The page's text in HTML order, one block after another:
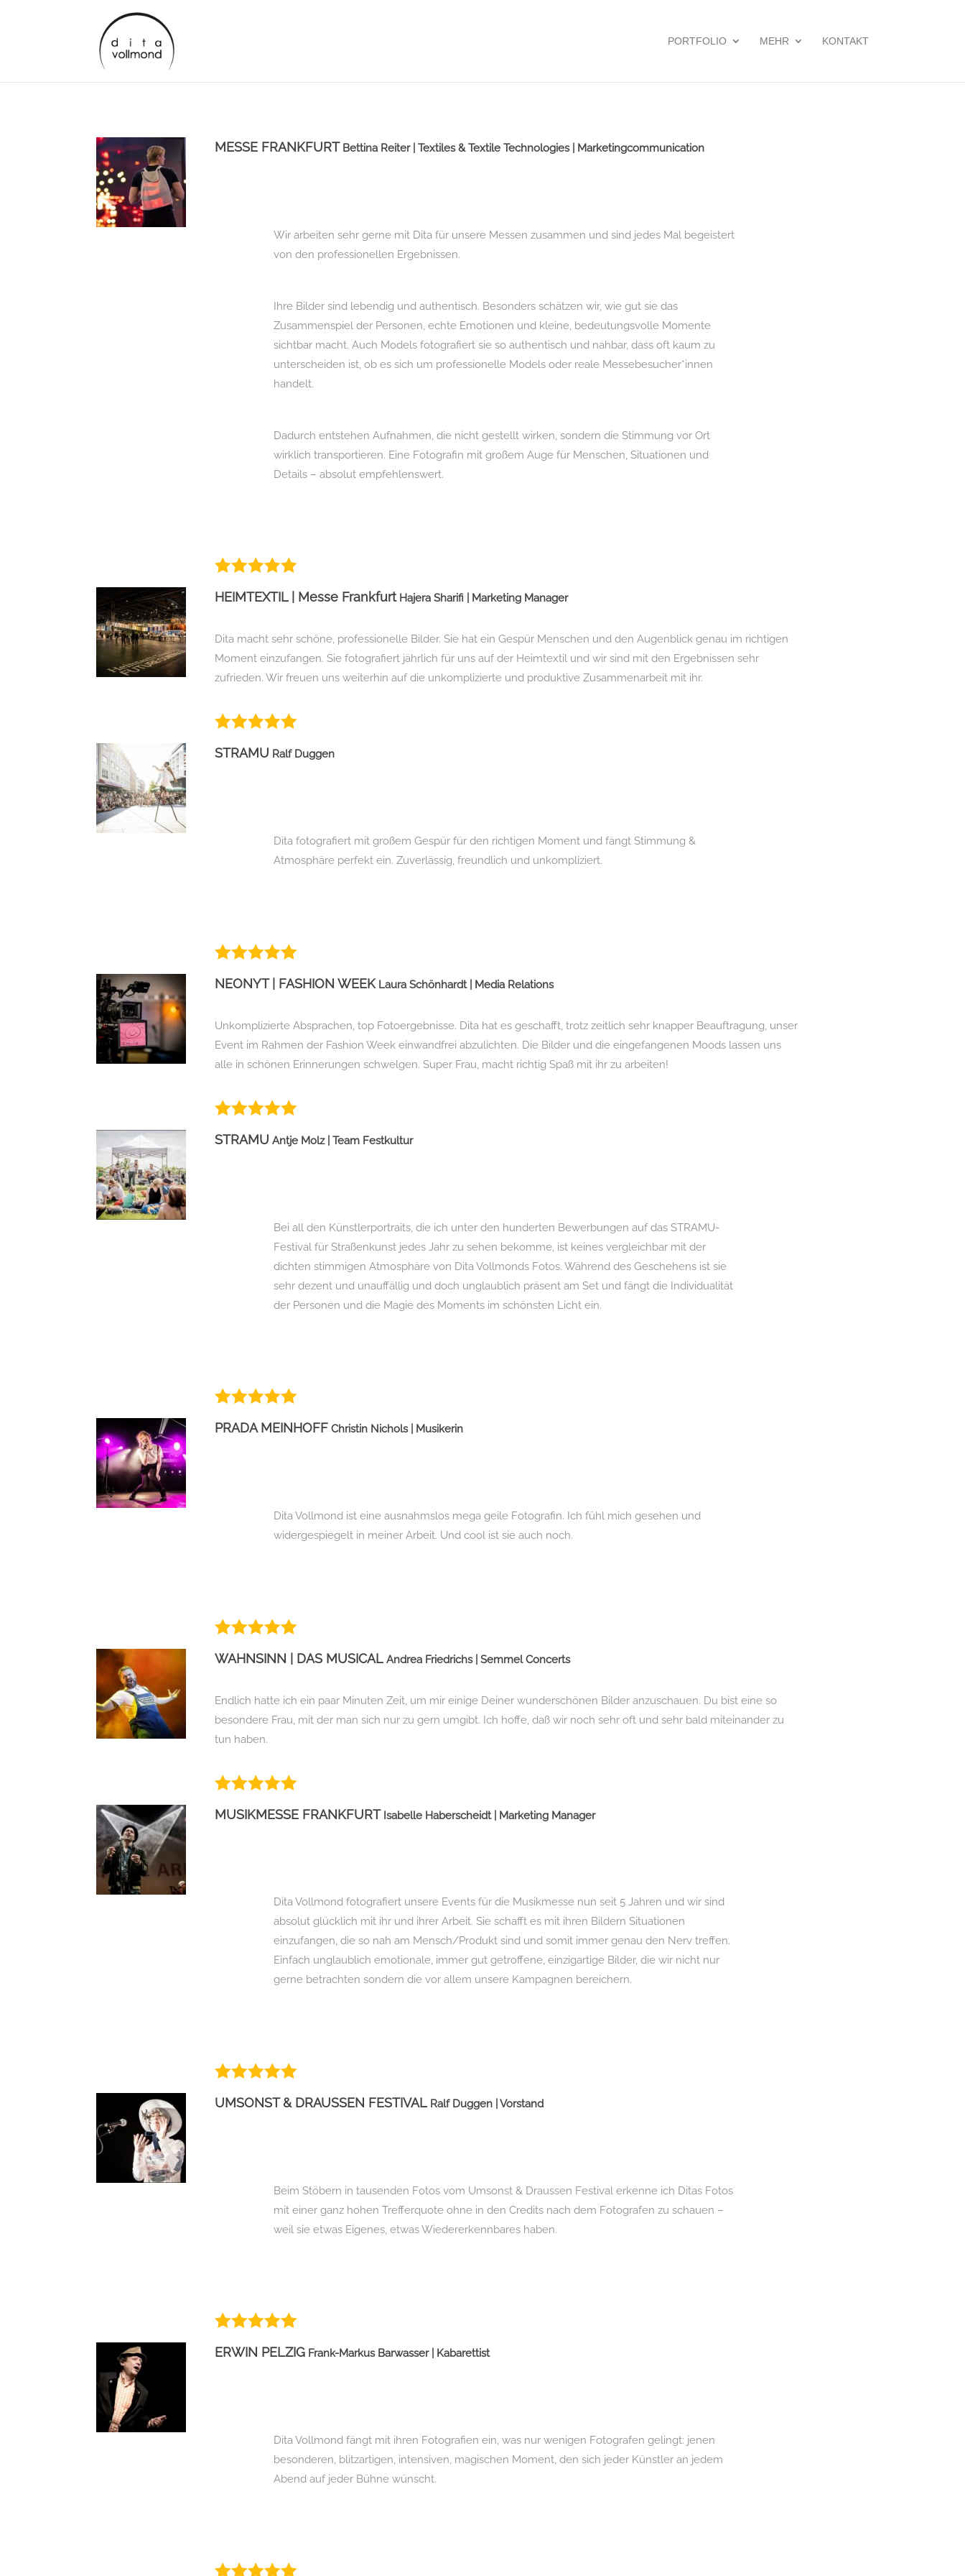
PORTFOLIO MEHR KONTAKT
MESSE FRANKFURT Bettina Reiter | Textiles & Textile Technologies | Marketingcommunication
Wir arbeiten sehr gerne mit Dita für unsere Messen zusammen und sind jedes Mal begeistert
von den professionellen Ergebnissen.
Ihre Bilder sind lebendig und authentisch. Besonders schätzen wir, wie gut sie das
Zusammenspiel der Personen, echte Emotionen und kleine, bedeutungsvolle Momente
sichtbar macht. Auch Models fotografiert sie so authentisch und nahbar, dass oft kaum zu
unterscheiden ist, ob es sich um professionelle Models oder reale Messebesucher*innen
handelt.
Dadurch entstehen Aufnahmen, die nicht gestellt wirken, sondern die Stimmung vor Ort
wirklich transportieren. Eine Fotografin mit großem Auge für Menschen, Situationen und
Details – absolut empfehlenswert.
HEIMTEXTIL | Messe Frankfurt Hajera Sharifi | Marketing Manager
Dita macht sehr schöne, professionelle Bilder. Sie hat ein Gespür Menschen und den Augenblick genau im richtigen
Moment einzufangen. Sie fotografiert jährlich für uns auf der Heimtextil und wir sind mit den Ergebnissen sehr
zufrieden. Wir freuen uns weiterhin auf die unkomplizierte und produktive Zusammenarbeit mit ihr.
STRAMU Ralf Duggen
Dita fotografiert mit großem Gespür für den richtigen Moment und fängt Stimmung &
Atmosphäre perfekt ein. Zuverlässig, freundlich und unkompliziert.
NEONYT | FASHION WEEK Laura Schönhardt | Media Relations
Unkomplizierte Absprachen, top Fotoergebnisse. Dita hat es geschafft, trotz zeitlich sehr knapper Beauftragung, unser
Event im Rahmen der Fashion Week einwandfrei abzulichten. Die Bilder und die eingefangenen Moods lassen uns
alle in schönen Erinnerungen schwelgen. Super Frau, macht richtig Spaß mit ihr zu arbeiten!
STRAMU Antje Molz | Team Festkultur
Bei all den Künstlerportraits, die ich unter den hunderten Bewerbungen auf das STRAMU-
Festival für Straßenkunst jedes Jahr zu sehen bekomme, ist keines vergleichbar mit der
dichten stimmigen Atmosphäre von Dita Vollmonds Fotos. Während des Geschehens ist sie
sehr dezent und unauffällig und doch unglaublich präsent am Set und fängt die Individualität
der Personen und die Magie des Moments im schönsten Licht ein.
PRADA MEINHOFF Christin Nichols | Musikerin
Dita Vollmond ist eine ausnahmslos mega geile Fotografin. Ich fühl mich gesehen und
widergespiegelt in meiner Arbeit. Und cool ist sie auch noch.
WAHNSINN | DAS MUSICAL Andrea Friedrichs | Semmel Concerts
Endlich hatte ich ein paar Minuten Zeit, um mir einige Deiner wunderschönen Bilder anzuschauen. Du bist eine so
besondere Frau, mit der man sich nur zu gern umgibt. Ich hoffe, daß wir noch sehr oft und sehr bald miteinander zu
tun haben.
MUSIKMESSE FRANKFURT Isabelle Haberscheidt | Marketing Manager
Dita Vollmond fotografiert unsere Events für die Musikmesse nun seit 5 Jahren und wir sind
absolut glücklich mit ihr und ihrer Arbeit. Sie schafft es mit ihren Bildern Situationen
einzufangen, die so nah am Mensch/Produkt sind und somit immer genau den Nerv treffen.
Einfach unglaublich emotionale, immer gut getroffene, einzigartige Bilder, die wir nicht nur
gerne betrachten sondern die vor allem unsere Kampagnen bereichern.
UMSONST & DRAUSSEN FESTIVAL Ralf Duggen | Vorstand
Beim Stöbern in tausenden Fotos vom Umsonst & Draussen Festival erkenne ich Ditas Fotos
mit einer ganz hohen Trefferquote ohne in den Credits nach dem Fotografen zu schauen –
weil sie etwas Eigenes, etwas Wiedererkennbares haben.
ERWIN PELZIG Frank-Markus Barwasser | Kabarettist
Dita Vollmond fängt mit ihren Fotografien ein, was nur wenigen Fotografen gelingt: jenen
besonderen, blitzartigen, intensiven, magischen Moment, den sich jeder Künstler an jedem
Abend auf jeder Bühne wünscht.